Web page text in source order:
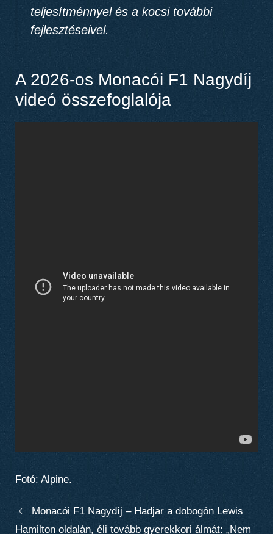
teljesítménnyel és a kocsi további
fejlesztéseivel.
A 2026-os Monacói F1 Nagydíj
videó összefoglalója
Fotó: Alpine.
Monacói F1 Nagydíj – Hadjar a dobogón Lewis
Hamilton oldalán, éli tovább gyerekkori álmát: „Nem